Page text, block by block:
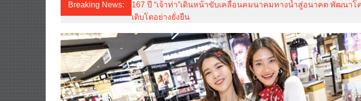
Breaking News:
167 ปี “เจ้าท่า”เดินหน้าขับเคลื่อนคมนาคมทางน้ำสู่อนาคต พัฒนา
เติบโตอย่างยั่งยืน